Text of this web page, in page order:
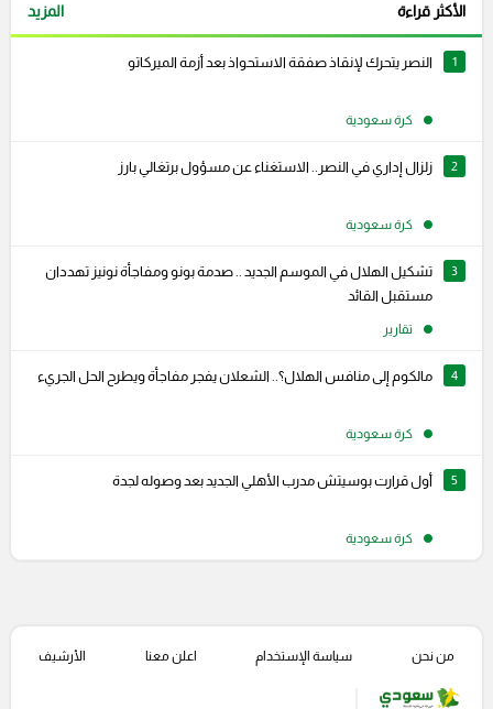
الأكثر قراءة المزيد
1 النصر يتحرك لإنقاذ صفقة الاستحواذ بعد أزمة الميركاتو
كرة سعودية
2 زلزال إداري في النصر.. الاستغناء عن مسؤول برتغالي بارز
كرة سعودية
3
تشكيل الهلال في الموسم الجديد .. صدمة بونو ومفاجأة نونيز تهددان
مستقبل القائد
تقارير
4 مالكوم إلى منافس الهلال؟.. الشعلان يفجر مفاجأة ويطرح الحل الجريء
كرة سعودية
5 أول قرارت بوسيتش مدرب الأهلي الجديد بعد وصوله لجدة
كرة سعودية
من نحن سياسة الإستخدام اعلن معنا الأرشيف